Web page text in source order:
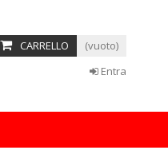
incididunt ut labore
laboris nisi ut
CARRELLO
(vuoto)
Entra